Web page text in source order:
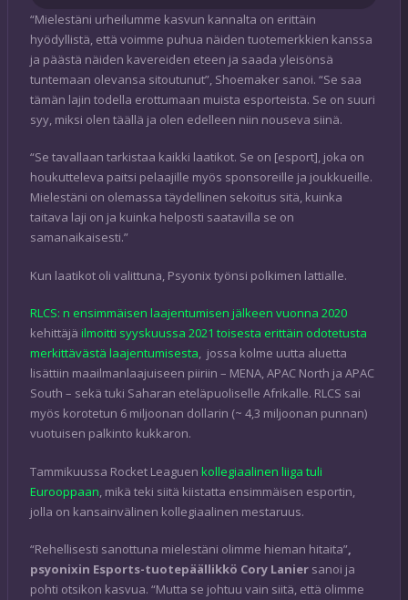
“Mielestäni urheilumme kasvun kannalta on erittäin
hyödyllistä, että voimme puhua näiden tuotemerkkien kanssa
ja päästä näiden kavereiden eteen ja saada yleisönsä
tuntemaan olevansa sitoutunut”, Shoemaker sanoi. “Se saa
tämän lajin todella erottumaan muista esporteista. Se on suuri
syy, miksi olen täällä ja olen edelleen niin nouseva siinä.
“Se tavallaan tarkistaa kaikki laatikot. Se on [esport], joka on
houkutteleva paitsi pelaajille myös sponsoreille ja joukkueille.
Mielestäni on olemassa täydellinen sekoitus sitä, kuinka
taitava laji on ja kuinka helposti saatavilla se on
samanaikaisesti.”
Kun laatikot oli valittuna, Psyonix työnsi polkimen lattialle.
RLCS: n ensimmäisen laajentumisen jälkeen vuonna 2020
kehittäjä ilmoitti syyskuussa 2021 toisesta erittäin odotetusta
merkittävästä laajentumisesta, jossa kolme uutta aluetta
lisättiin maailmanlaajuiseen piiriin – MENA, APAC North ja APAC
South – sekä tuki Saharan eteläpuoliselle Afrikalle. RLCS sai
myös korotetun 6 miljoonan dollarin (~ 4,3 miljoonan punnan)
vuotuisen palkinto kukkaron.
Tammikuussa Rocket Leaguen kollegiaalinen liiga tuli
Eurooppaan, mikä teki siitä kiistatta ensimmäisen esportin,
jolla on kansainvälinen kollegiaalinen mestaruus.
“Rehellisesti sanottuna mielestäni olimme hieman hitaita”,
psyonixin Esports-tuotepäällikkö Cory Lanier sanoi ja
pohti otsikon kasvua. “Mutta se johtuu vain siitä, että olimme